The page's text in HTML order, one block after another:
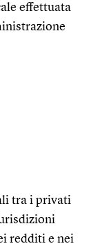
effettuata
tra i privati
redditi e nei